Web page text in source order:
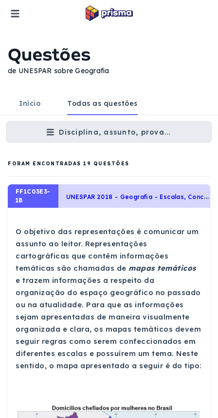
Questões
de UNESPAR sobre Geografia
Início Todas as questões
Disciplina, assunto, prova...
FORAM ENCONTRADAS 19 QUESTÕES
FF1C03E3-
1B
U
NESPAR 2018 - Geografia - Escalas, Conceitos Demográficos, População, Cartografia
O objetivo das representações é comunicar um
assunto ao leitor. Representações
cartográficas que contêm informações
temáticas são chamadas de mapas temáticos
e trazem informações a respeito da
organização do espaço geográfico no passado
ou na atualidade. Para que as informações
sejam apresentadas de maneira visualmente
organizada e clara, os mapas temáticos devem
seguir regras como serem confeccionados em
diferentes escalas e possuírem um tema. Neste
sentido, o mapa apresentado a seguir é do tipo: